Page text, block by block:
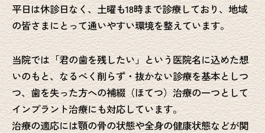
平日は休診日なく、土曜も18時まで診療しており、地域
の皆さまにとって通いやすい環境を整えています。
当院では「君の歯を残したい」という医院名に込めた想
いのもと、なるべく削らず・抜かない診療を基本としつ
つ、歯を失った方への補綴（ほてつ）治療の一つとして
インプラント治療にも対応しています。
治療の適応には顎の骨の状態や全身の健康状態などが関